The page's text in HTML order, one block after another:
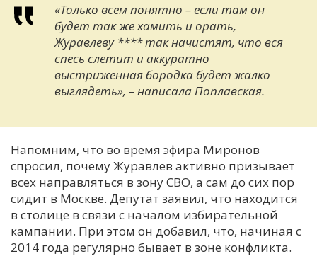
«Только всем понятно – если там он
будет так же хамить и орать,
Журавлеву **** так начистят, что вся
спесь слетит и аккуратно
выстриженная бородка будет жалко
выглядеть», – написала Поплавская.
Напомним, что во время эфира Миронов
спросил, почему Журавлев активно призывает
всех направляться в зону СВО, а сам до сих пор
сидит в Москве. Депутат заявил, что находится
в столице в связи с началом избирательной
кампании. При этом он добавил, что, начиная с
2014 года регулярно бывает в зоне конфликта.